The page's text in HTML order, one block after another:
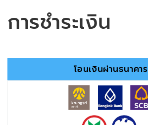
การชำระเงิน
โอนเงินผ่านธนาคาร